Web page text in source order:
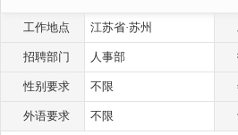
工作地点 江苏省·苏州
招聘部门 人事部
性别要求 不限
外语要求 不限